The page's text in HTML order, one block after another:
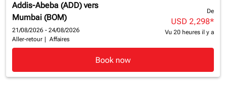
Addis-Abeba (ADD) vers
Mumbai (BOM)
21/08/2026 - 24/08/2026
Aller-retour
Affaires
De
USD 2,298*
Vu 20 heures il y a
Book now